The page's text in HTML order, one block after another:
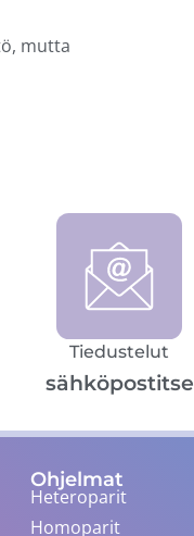
mutta
Tiedustelut
sähköpostitse
Ohjelmat
Heteroparit
Homoparit